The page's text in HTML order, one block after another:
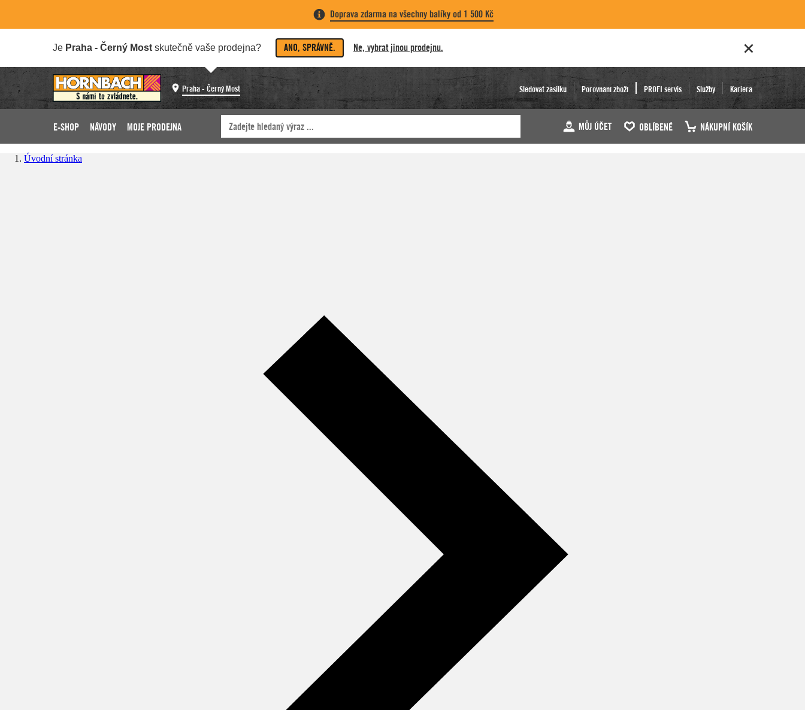
Doprava zdarma na všechny balíky od 1 500 Kč
Je Praha - Černý Most skutečně vaše prodejna? ANO, SPRÁVNĚ. Ne, vybrat jinou prodejnu.
Praha - Černý Most Sledovat zásilku Porovnání zboží PROFI servis Služby Kariéra
E-SHOP NÁVODY MOJE PRODEJNA MŮJ ÚČET OBLÍBENÉ NÁKUPNÍ KOŠÍK
Úvodní stránka